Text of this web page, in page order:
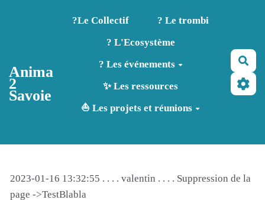
Aller au contenu principal
Anima
2
Savoie
?️Le Collectif
? Le trombi
? L'Ecosystème
? Les événements
✨ Les ressources
⛵ Les projets et réunions
2023-01-16 13:32:55 . . . . valentin . . . . Suppression de la
page ->TestBlabla